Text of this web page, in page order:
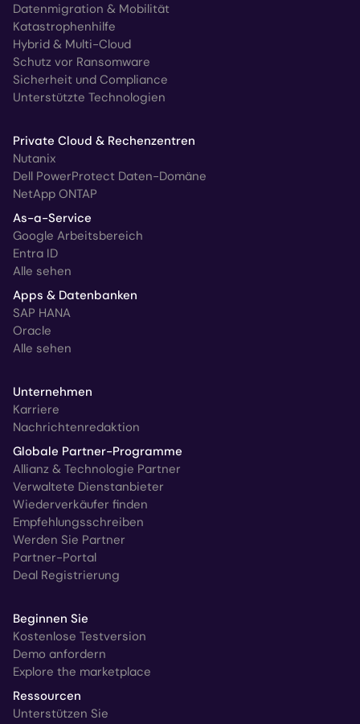
Datenmigration & Mobilität
Katastrophenhilfe
Hybrid & Multi-Cloud
Schutz vor Ransomware
Sicherheit und Compliance
Unterstützte Technologien
Private Cloud & Rechenzentren
Nutanix
Dell PowerProtect Daten-Domäne
NetApp ONTAP
As-a-Service
Google Arbeitsbereich
Entra ID
Alle sehen
Apps & Datenbanken
SAP HANA
Oracle
Alle sehen
Unternehmen
Karriere
Nachrichtenredaktion
Globale Partner-Programme
Allianz & Technologie Partner
Verwaltete Dienstanbieter
Wiederverkäufer finden
Empfehlungsschreiben
Werden Sie Partner
Partner-Portal
Deal Registrierung
Beginnen Sie
Kostenlose Testversion
Demo anfordern
Explore the marketplace
Ressourcen
Unterstützen Sie